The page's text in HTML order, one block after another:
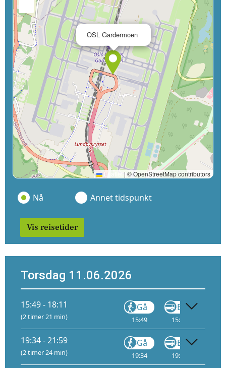
OSL Gardermoen
Leaflet | © OpenStreetMap contributors
Nå Annet tidspunkt
Vis reisetider
Torsdag 11.06.2026
15:49 - 18:11
(2 timer 21 min)
Gå
15:49
Buss
15:50
19:34 - 21:59
(2 timer 24 min)
Gå
19:34
Buss
19:35